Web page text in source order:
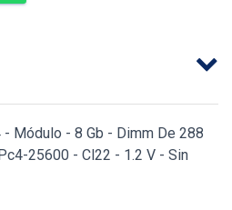
Módulo - 8 Gb - Dimm De 288
25600 - Cl22 - 1.2 V - Sin